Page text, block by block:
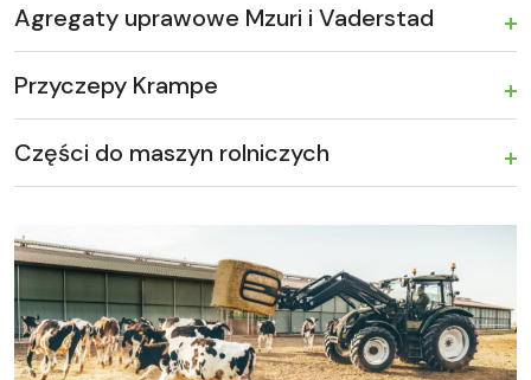
Agregaty uprawowe Mzuri i Vaderstad
Przyczepy Krampe
Części do maszyn rolniczych